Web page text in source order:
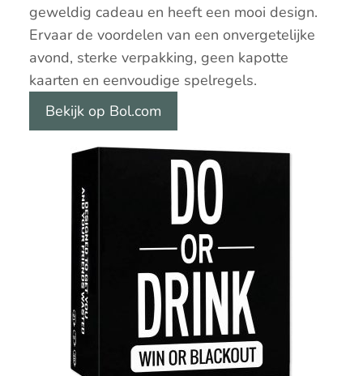
geweldig cadeau en heeft een mooi design.
Ervaar de voordelen van een onvergetelijke
avond, sterke verpakking, geen kapotte
kaarten en eenvoudige spelregels.
Bekijk op Bol.com